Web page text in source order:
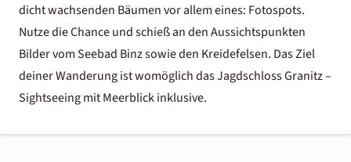
dicht wachsenden Bäumen vor allem eines: Fotospots.
Nutze die Chance und schieß an den Aussichtspunkten
Bilder vom Seebad Binz sowie den Kreidefelsen. Das Ziel
deiner Wanderung ist womöglich das Jagdschloss Granitz –
Sightseeing mit Meerblick inklusive.